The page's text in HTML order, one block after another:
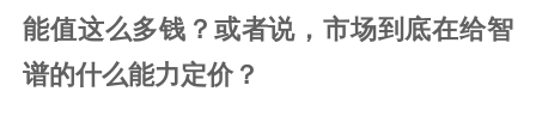
能值这么多钱？或者说，市场到底在给智
谱的什么能力定价？